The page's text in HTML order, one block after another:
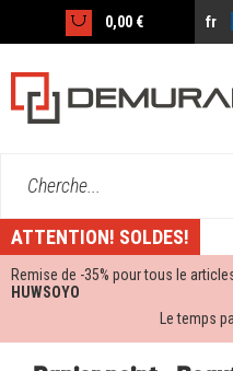
0,00 € fr
Cherche...
ATTENTION! SOLDES!
Remise de -35% pour tous le
HUWSOYO
Le temps